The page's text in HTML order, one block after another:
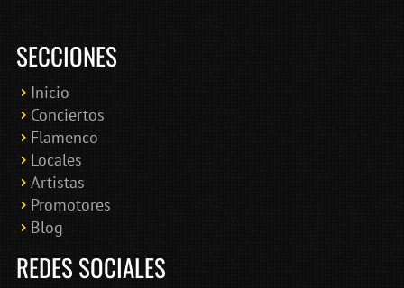
SECCIONES
Inicio
Conciertos
Flamenco
Locales
Artistas
Promotores
Blog
REDES SOCIALES